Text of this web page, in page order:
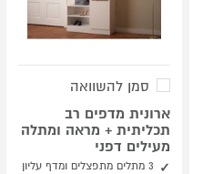
סמן להשוואה
ארונית מדפים רב
תכליתית + מראה ומתלה
מעילים דפני
3 מתלים מתפצלים ומדף עליון